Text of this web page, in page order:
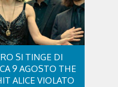
SI TINGE DI
9 AGOSTO THE
ALICE VIOLATO